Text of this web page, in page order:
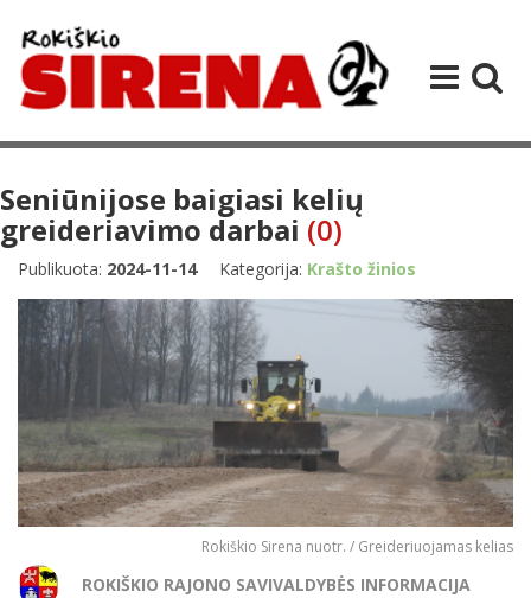
Seniūnijose baigiasi kelių
greideriavimo darbai (0)
Publikuota: 2024-11-14 Kategorija: Krašto žinios
Rokiškio Sirena nuotr. / Greideriuojamas kelias
ROKIŠKIO RAJONO SAVIVALDYBĖS INFORMACIJA